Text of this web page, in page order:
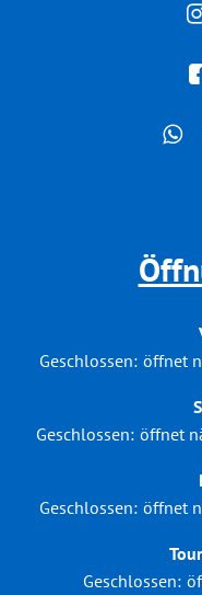
Klicken, um weitere
Geschlossen: öffnet
Klicken, um weitere
Geschlossen: öffnet
Klicken, um weitere
Geschlossen: öffnet
Klicken, um
Geschlossen: